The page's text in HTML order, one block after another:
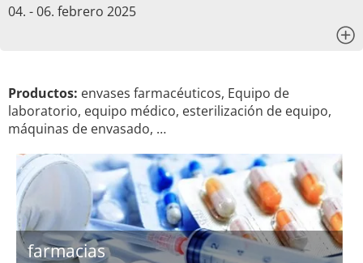
04. - 06. febrero 2025
Productos: envases farmacéuticos, Equipo de
laboratorio, equipo médico, esterilización de equipo,
máquinas de envasado, …
farmacias